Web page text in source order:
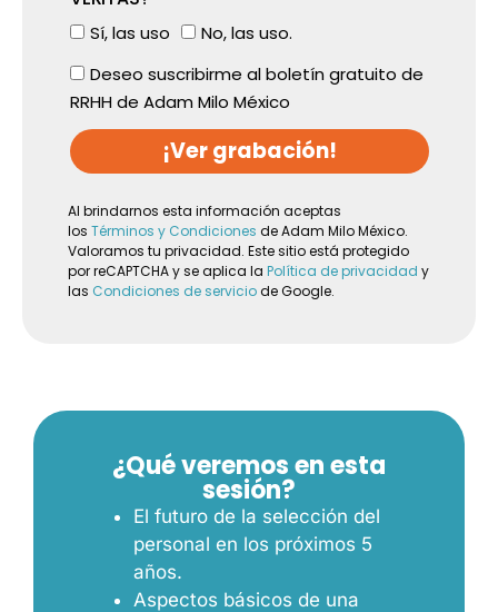
Sí, las uso
No, las uso.
Deseo suscribirme al boletín gratuito de
RRHH de Adam Milo México
¡Ver grabación!
Al brindarnos esta información aceptas
los Términos y Condiciones de Adam Milo México.
Valoramos tu privacidad. Este sitio está protegido
por reCAPTCHA y se aplica la Política de privacidad y
las Condiciones de serviciode Google.
¿Qué veremos en esta
sesión?
El futuro de la selección del
personal en los próximos 5
años.
Aspectos básicos de una